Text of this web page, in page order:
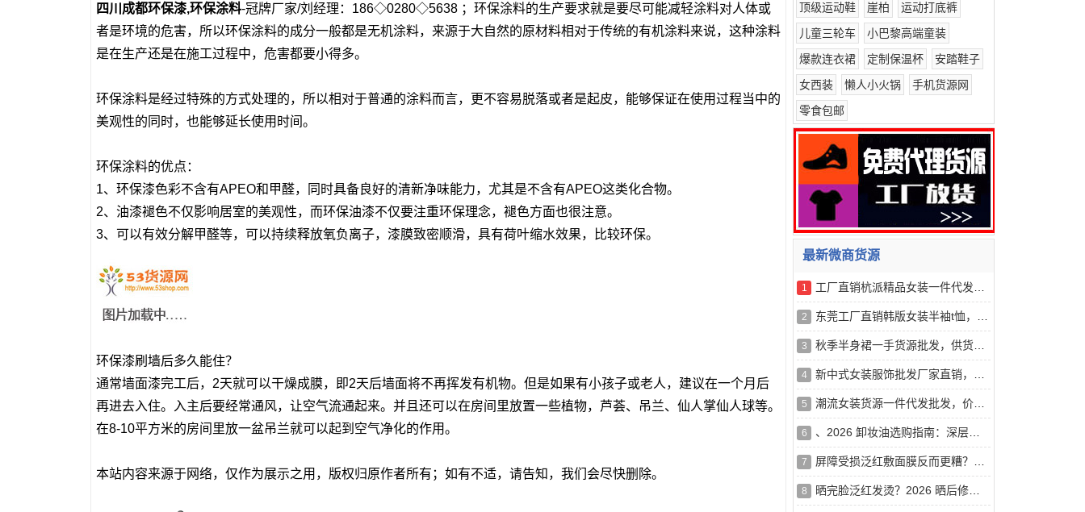
四川成都环保漆,环保涂料-冠牌厂家/刘经理：186◇0280◇5638 ；环保涂料的生产要求就是要尽可能减轻涂料对人体或
者是环境的危害，所以环保涂料的成分一般都是无机涂料，来源于大自然的原材料相对于传统的有机涂料来说，这种涂料
是在生产还是在施工过程中，危害都要小得多。
环保涂料是经过特殊的方式处理的，所以相对于普通的涂料而言，更不容易脱落或者是起皮，能够保证在使用过程当中的
美观性的同时，也能够延长使用时间。
环保涂料的优点：
1、环保漆色彩不含有APEO和甲醛，同时具备良好的清新净味能力，尤其是不含有APEO这类化合物。
2、油漆褪色不仅影响居室的美观性，而环保油漆不仅要注重环保理念，褪色方面也很注意。
3、可以有效分解甲醛等，可以持续释放氧负离子，漆膜致密顺滑，具有荷叶缩水效果，比较环保。
顶级运动鞋
崖柏
运动打底裤
儿童三轮车
小巴黎高端童装
爆款连衣裙
定制保温杯
安踏鞋子
女西装
懒人小火锅
手机货源网
零食包邮
最新微商货源
1 工厂直销杭派精品女装一件代发，诚招代理，量大价格从优
2 东莞工厂直销韩版女装半袖t恤，一手货源，量大从优
3 秋季半身裙一手货源批发，供货稳定，一件代发
4 新中式女装服饰批发厂家直销，质优价廉，薄利多销
5 潮流女装货源一件代发批发，价格实惠，海量现货
6 、2026 卸妆油选购指南：深层清洁全脸卸妆油排行榜，干皮不紧绷
7 屏障受损泛红敷面膜反而更糟？2026年修复面膜正确挑选思路
8 晒完脸泛红发烫？2026 晒后修复面膜推荐，舒缓泛红补水面膜哪